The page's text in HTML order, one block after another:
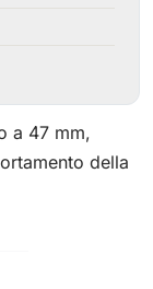
a 47 mm,
della